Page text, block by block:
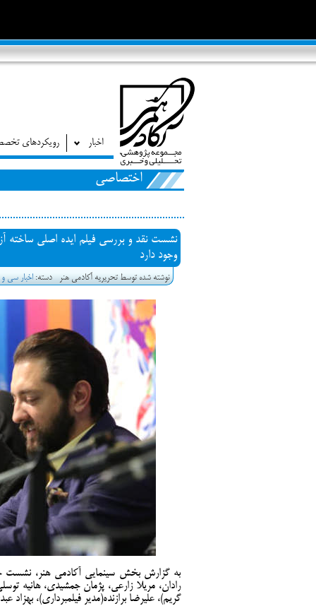
اخبار رویکردهای
اختصاصی
نشست نقد و بررسی فیلم ایده اصلی
وجود دارد
نوشته شده توسط تحریریه آکادمی هنر دسته:اخبار سی
به گزارش بخش سینمایی آکادمی هنر، نشست
رادان، مریلا زارعی، پژمان جمشیدی، هانیه
گریم)، علیرضا برازنده(مدیر فیلمبرداری)،